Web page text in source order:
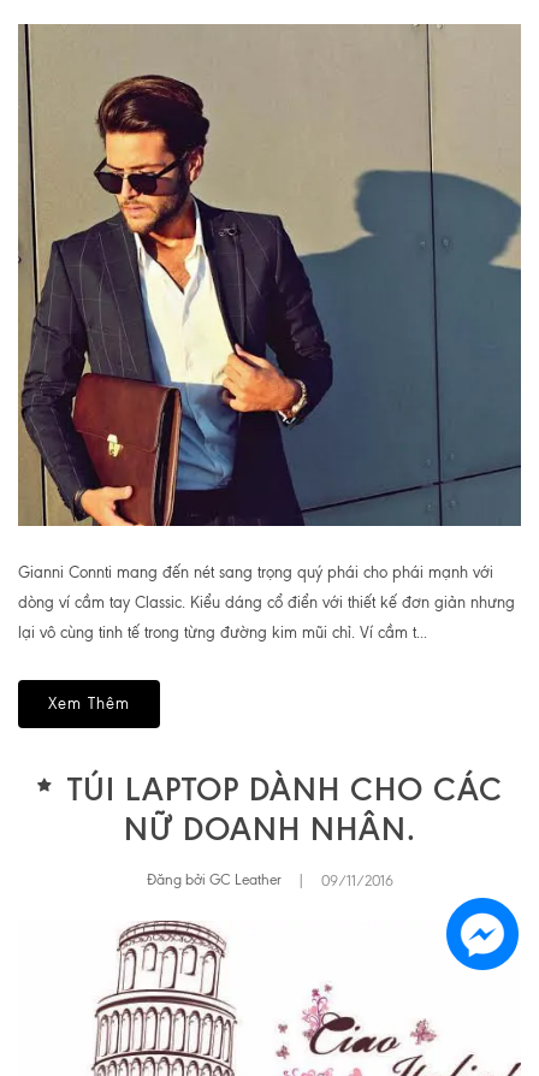
Gianni Connti mang đến nét sang trọng quý phái cho phái mạnh với
dòng ví cầm tay Classic. Kiểu dáng cổ điển với thiết kế đơn giản nhưng
lại vô cùng tinh tế trong từng đường kim mũi chỉ. Ví cầm t...
Xem Thêm
TÚI LAPTOP DÀNH CHO CÁC
NỮ DOANH NHÂN.
Đăng bởi GC Leather 09/11/2016